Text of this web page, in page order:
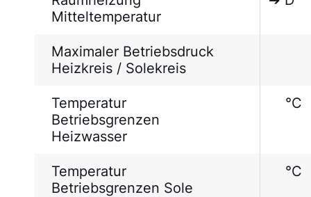
Mitteltemperatur
Maximaler Betriebsdruck
Heizkreis / Solekreis
Temperatur
Betriebsgrenzen
Heizwasser
°C
Temperatur
Betriebsgrenzen Sole
°C